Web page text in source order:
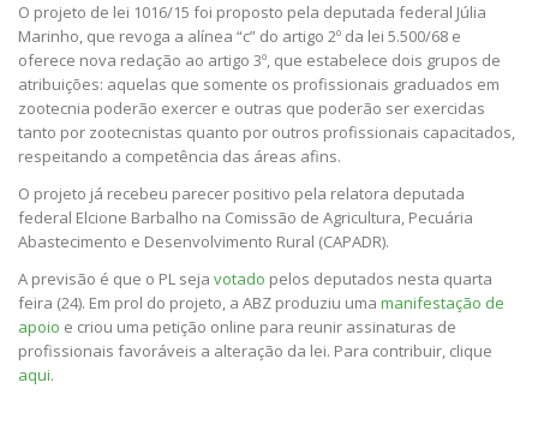
O projeto de lei 1016/15 foi proposto pela deputada federal Júlia
Marinho, que revoga a alínea “c” do artigo 2º da lei 5.500/68 e
oferece nova redação ao artigo 3º, que estabelece dois grupos de
atribuições: aquelas que somente os profissionais graduados em
zootecnia poderão exercer e outras que poderão ser exercidas
tanto por zootecnistas quanto por outros profissionais capacitados,
respeitando a competência das áreas afins.
O projeto já recebeu parecer positivo pela relatora deputada
federal Elcione Barbalho na Comissão de Agricultura, Pecuária
Abastecimento e Desenvolvimento Rural (CAPADR).
A previsão é que o PL seja votado pelos deputados nesta quarta
feira (24). Em prol do projeto, a ABZ produziu uma manifestação de
apoio e criou uma petição online para reunir assinaturas de
profissionais favoráveis a alteração da lei. Para contribuir, clique
aqui.